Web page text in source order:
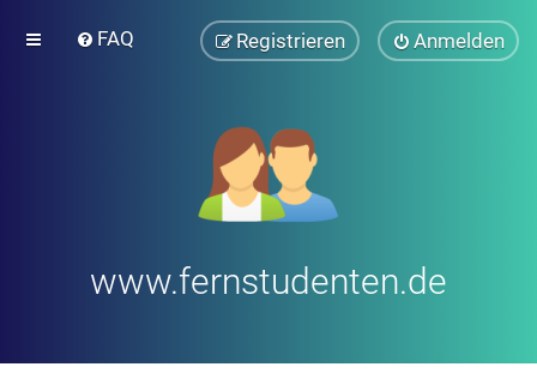
FAQ Anmelden
Registrieren
www.fernstudenten.de